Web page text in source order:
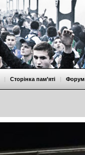
| Сторінка пам’яті | Форум